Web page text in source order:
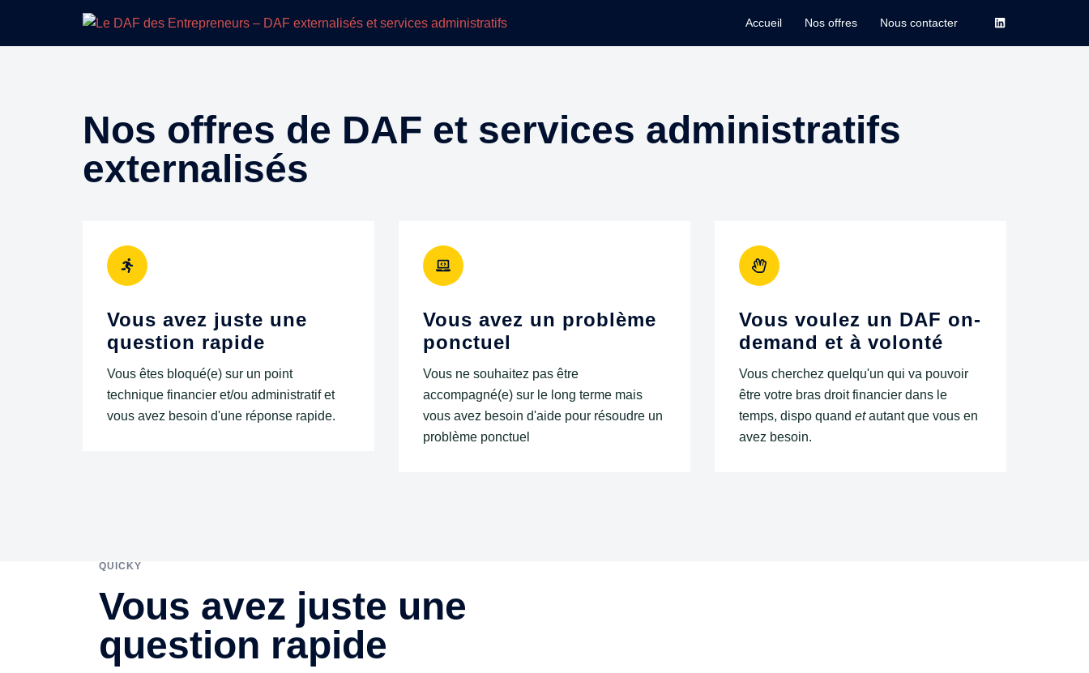
Accueil Nos offres Nous contacter
Nos offres de DAF et services administratifs
externalisés
Vous avez juste une
question rapide
Vous êtes bloqué(e) sur un point
technique financier et/ou administratif et
vous avez besoin d'une réponse rapide.
Vous avez un problème
ponctuel
Vous ne souhaitez pas être
accompagné(e) sur le long terme mais
vous avez besoin d'aide pour résoudre un
problème ponctuel
Vous voulez un DAF on-
demand et à volonté
Vous cherchez quelqu'un qui va pouvoir
être votre bras droit financier dans le
temps, dispo quand etautant que vous en
avez besoin.
QUICKY
Vous avez juste une
question rapide